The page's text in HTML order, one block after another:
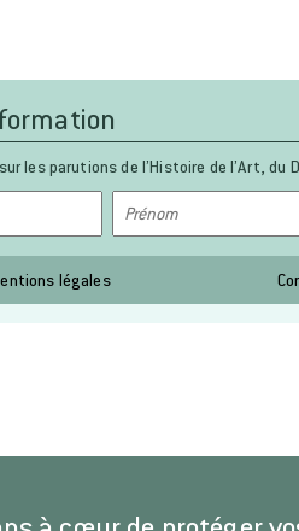
les parutions de l’Histoire de l’Art, du
légales